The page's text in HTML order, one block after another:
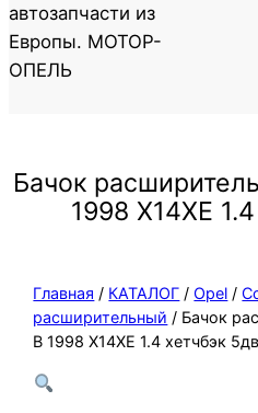
автозапчасти из
Европы. МОТОР-
ОПЕЛЬ
Бачок
1998 X14XE
Главная / КАТАЛОГ /Opel /
расширительный / Бачок
B 1998 X14XE 1.4 хетчбэк